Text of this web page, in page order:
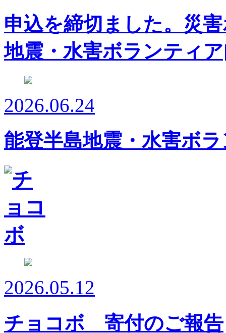
申込を締切ました。災
地震・水害ボランティ
2026.06.24
能登半島地震・水害ボ
2026.05.12
チョコボ 寄付のご報告